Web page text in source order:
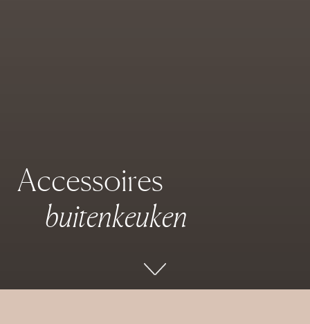
Accessoires
buitenkeuken